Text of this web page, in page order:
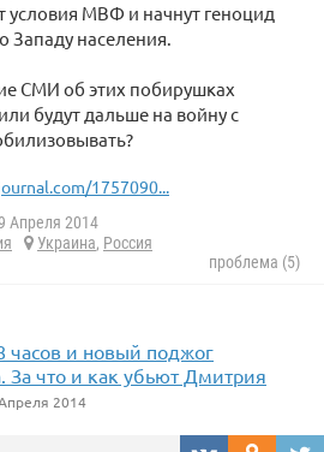
условия МВФ и начнут геноцид
Западу населения.
СМИ об этих побирушках
будут дальше на войну с
1757090...
Апреля 2014
Украина, Россия
проблема (5)
часов и новый поджог
За что и как убьют Дмитрия
2014